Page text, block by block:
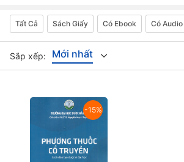
Tất Cả Sách Giấy Có Ebook Có Audio
Sắp xếp: Mới nhất
Giá thấp đần
Năm xuất bản
-15%